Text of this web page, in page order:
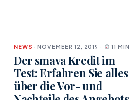
NEWS · NOVEMBER 12, 2019 · 11 MIN.
Der smava Kredit im
Test: Erfahren Sie alles
über die Vor- und